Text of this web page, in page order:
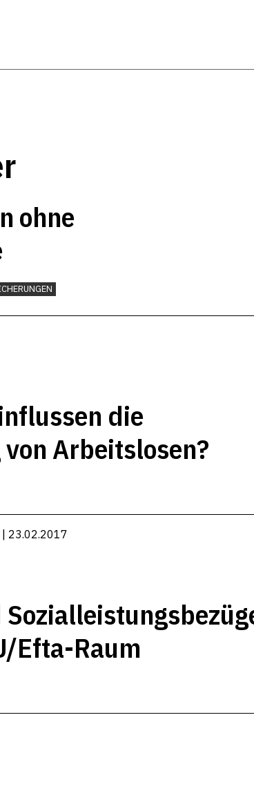
ohne
die
Arbeitslosen?
| 23.02.2017
Efta-Raum